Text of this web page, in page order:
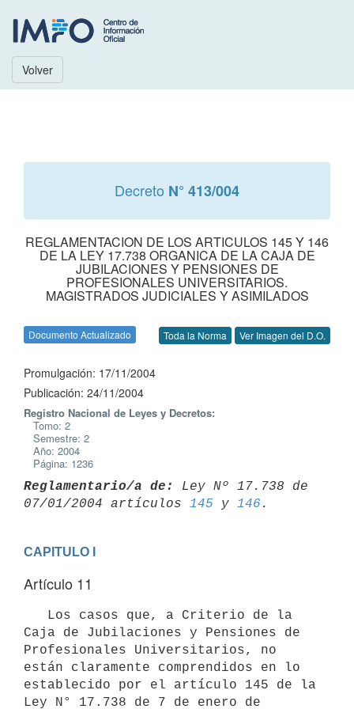
Volver
Decreto N° 413/004
REGLAMENTACION DE LOS ARTICULOS 145 Y 146
DE LA LEY 17.738 ORGANICA DE LA CAJA DE
JUBILACIONES Y PENSIONES DE
PROFESIONALES UNIVERSITARIOS.
MAGISTRADOS JUDICIALES Y ASIMILADOS
Documento Actualizado Toda la Norma Ver Imagen del D.O.
Promulgación: 17/11/2004
Publicación: 24/11/2004
Registro Nacional de Leyes y Decretos:
Tomo: 2
Semestre: 2
Año: 2004
Página: 1236
Reglamentario/a de:
Ley Nº 17.738 de
07/01/2004 artículos 145 y 146
CAPITULO I
Artículo 11
Caja de Jubilaciones y Pensiones de
Profesionales Universitarios, no
están claramente comprendidos en lo
establecido por el artículo 145 de la
Ley N° 17.738 de 7 de enero de